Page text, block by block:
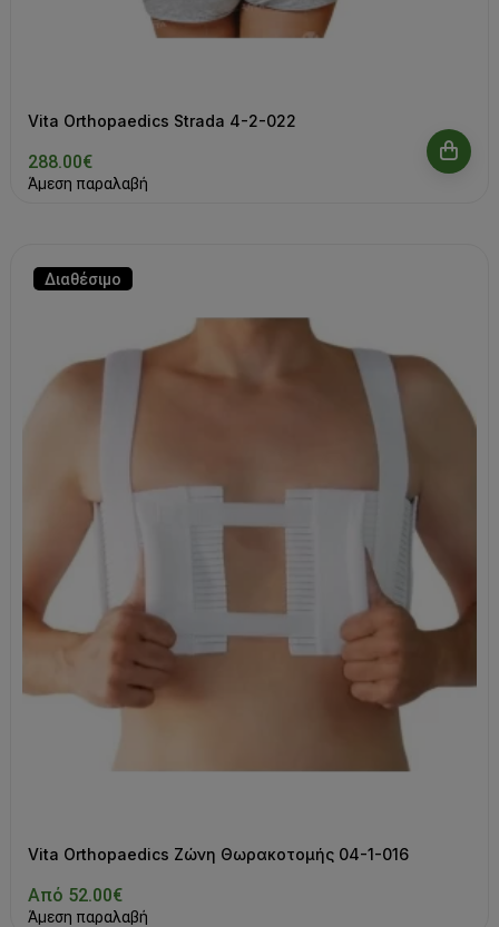
Vita Orthopaedics Strada 4-2-022
288.00€
Άμεση παραλαβή
Διαθέσιμο
Vita Orthopaedics Ζώνη Θωρακοτομής 04-1-016
Από 52.00€
Άμεση παραλαβή